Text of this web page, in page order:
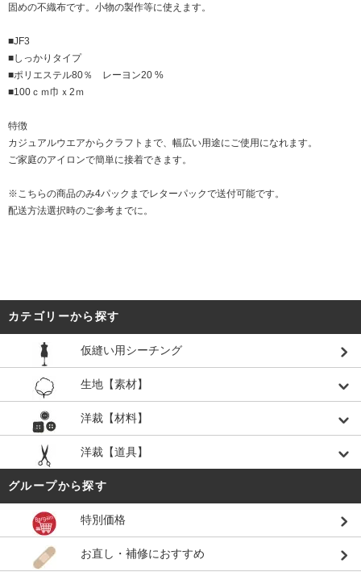
固めの不織布です。小物の製作等に使えます。
■JF3
■しっかりタイプ
■ポリエステル80％ レーヨン20 %
■100ｃｍ巾ｘ2ｍ
特徴
カジュアルウエアからクラフトまで、幅広い用途にご使用になれます。
ご家庭のアイロンで簡単に接着できます。
※こちらの商品のみ4パックまでレターパックで送付可能です。
配送方法選択時のご参考までに。
カテゴリーから探す
仮縫い用シーチング
生地【素材】
洋裁【材料】
洋裁【道具】
グループから探す
特別価格
お直し・補修におすすめ